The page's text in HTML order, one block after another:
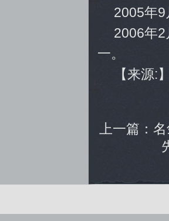
2005年
2006年
一。
【来源:
上一篇：